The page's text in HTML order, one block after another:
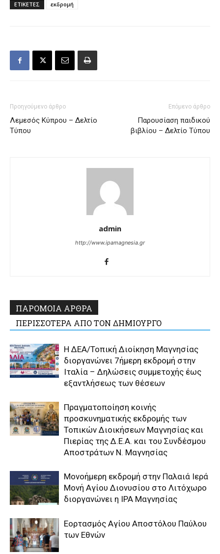
ΕΤΙΚΕΤΕΣ εκδρομή
Προηγούμενο άρθρο
Λεμεσός Κύπρου – Δελτίο
Τύπου
Επόμενο άρθρο
Παρουσίαση παιδικού
βιβλίου – Δελτίο Τύπου
admin
http://www.ipamagnesia.gr
ΠΑΡΟΜΟΙΑ ΑΡΘΡΑ
ΠΕΡΙΣΣΟΤΕΡΑ ΑΠΟ ΤΟΝ ΔΗΜΙΟΥΡΓΟ
Η ΔΕΑ/Τοπική Διοίκηση Μαγνησίας
διοργανώνει 7ήμερη εκδρομή στην
Ιταλία – Δηλώσεις συμμετοχής έως
εξαντλήσεως των θέσεων
Πραγματοποίηση κοινής
προσκυνηματικής εκδρομής των
Τοπικών Διοικήσεων Μαγνησίας και
Πιερίας της Δ.Ε.Α. και του Συνδέσμου
Αποστράτων Ν. Μαγνησίας
Μονοήμερη εκδρομή στην Παλαιά Ιερά
Μονή Αγίου Διονυσίου στο Λιτόχωρο
διοργανώνει η IPA Μαγνησίας
Εορτασμός Αγίου Αποστόλου Παύλου
των Εθνών